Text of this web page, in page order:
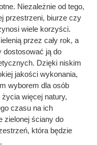
Niezależnie od tego,
przestrzeni, biurze czy
wiele korzyści.
przez cały rok, a
dostosować ją do
Dzięki niskim
jakości wykonania,
wyborem dla osób
więcej natury,
czasu na ich
zielonej ściany do
która będzie